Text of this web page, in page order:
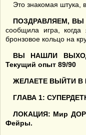
Это знакомая штука,
ПОЗДРАВЛЯЕМ,
сообщила игра,
бронзовое кольцо на
ВЫ НАШЛИ
Текущий опыт 89/90
ЖЕЛАЕТЕ ВЫЙТИ В
ГЛАВА 1:
ЛОКАЦИЯ: Мир
Фейры.